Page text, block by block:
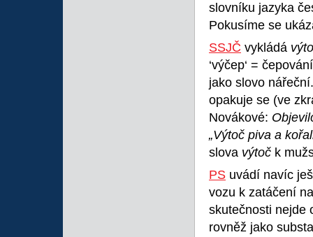
slovníku jazyka
Pokusíme se
SSJČ vykládá
‘výčep‘ =
jako slovo
opakuje se (ve
Novákové:
„Výtoč piva a
slova výtoč k
PS uvádí navíc
vozu k zatáčení
skutečnosti nejde
rovněž jako